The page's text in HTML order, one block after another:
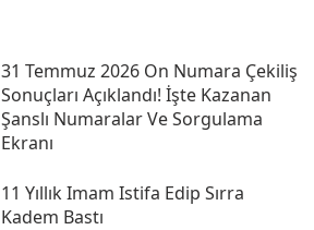
31 Temmuz 2026 On Numara Çekiliş
Sonuçları Açıklandı! İşte Kazanan
Şanslı Numaralar Ve Sorgulama
Ekranı
11 Yıllık Imam Istifa Edip Sırra
Kadem Bastı